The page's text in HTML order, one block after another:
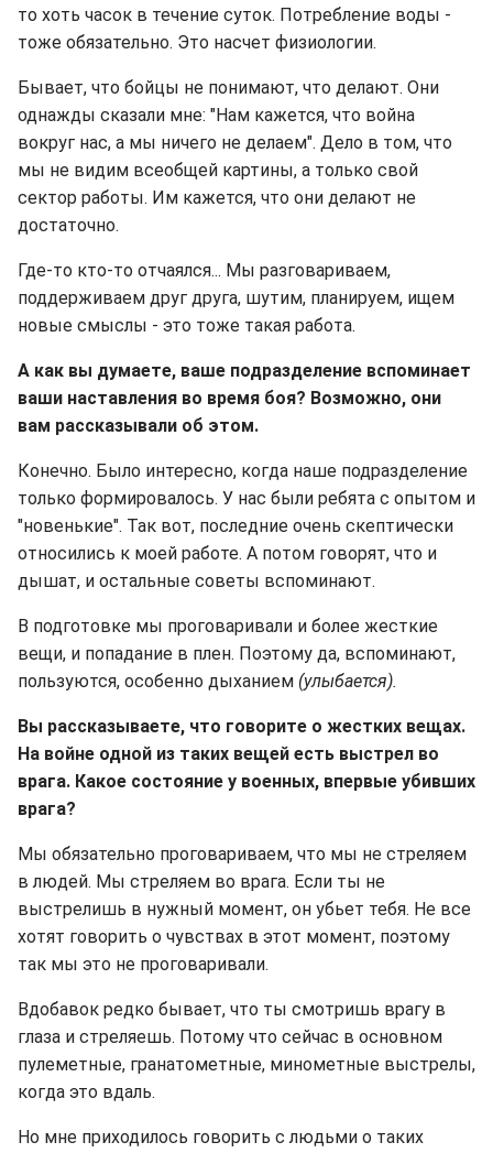
то хоть часок в течение суток. Потребление воды -
тоже обязательно. Это насчет физиологии.
Бывает, что бойцы не понимают, что делают. Они
однажды сказали мне: "Нам кажется, что война
вокруг нас, а мы ничего не делаем". Дело в том, что
мы не видим всеобщей картины, а только свой
сектор работы. Им кажется, что они делают не
достаточно.
Где-то кто-то отчаялся... Мы разговариваем,
поддерживаем друг друга, шутим, планируем, ищем
новые смыслы - это тоже такая работа.
А как вы думаете, ваше подразделение вспоминает
ваши наставления во время боя? Возможно, они
вам рассказывали об этом.
Конечно. Было интересно, когда наше подразделение
только формировалось. У нас были ребята с опытом и
"новенькие". Так вот, последние очень скептически
относились к моей работе. А потом говорят, что и
дышат, и остальные советы вспоминают.
В подготовке мы проговаривали и более жесткие
вещи, и попадание в плен. Поэтому да, вспоминают,
пользуются, особенно дыханием (улыбается).
Вы рассказываете, что говорите о жестких вещах.
На войне одной из таких вещей есть выстрел во
врага. Какое состояние у военных, впервые убивших
врага?
Мы обязательно проговариваем, что мы не стреляем
в людей. Мы стреляем во врага. Если ты не
выстрелишь в нужный момент, он убьет тебя. Не все
хотят говорить о чувствах в этот момент, поэтому
так мы это не проговаривали.
Вдобавок редко бывает, что ты смотришь врагу в
глаза и стреляешь. Потому что сейчас в основном
пулеметные, гранатометные, минометные выстрелы,
когда это вдаль.
Но мне приходилось говорить с людьми о таких